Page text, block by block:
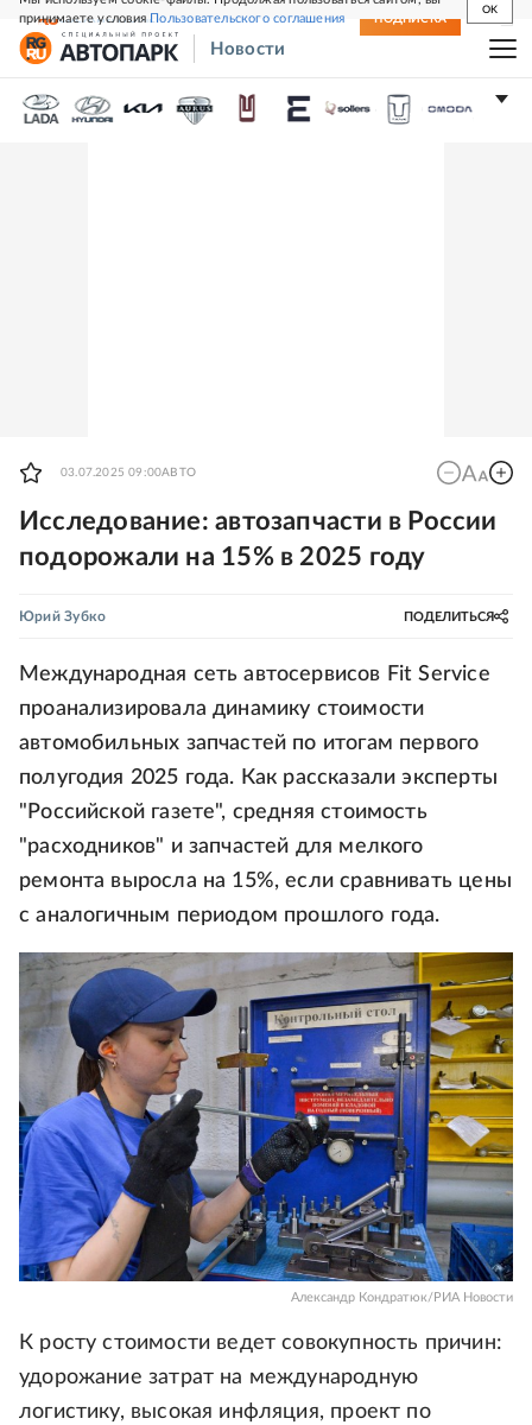
принимаете условияПользовательского соглашения
OK
СВЕЖИЙ НОМЕР ПОДПИСКА
Новости
03.07.2025 09:00АВТО
Исследование: автозапчасти в России
подорожали на 15% в 2025 году
Юрий Зубко ПОДЕЛИТЬСЯ
Международная сеть автосервисов Fit Service
проанализировала динамику стоимости
автомобильных запчастей по итогам первого
полугодия 2025 года. Как рассказали эксперты
"Российской газете", средняя стоимость
"расходников" и запчастей для мелкого
ремонта выросла на 15%, если сравнивать цены
с аналогичным периодом прошлого года.
Александр Кондратюк/РИА Новости
К росту стоимости ведет совокупность причин:
удорожание затрат на международную
логистику, высокая инфляция, проект по